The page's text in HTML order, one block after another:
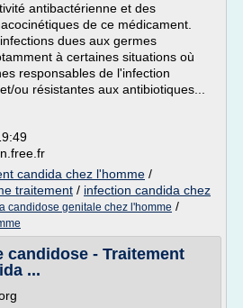
antibactérienne et des
de ce médicament.
dues aux germes
à certaines situations où
responsables de l'infection
ou résistantes aux antibiotiques...
candida chez l'homme /
traitement / infection candida chez
candidose genitale chez l'homme /
candidose - Traitement
...